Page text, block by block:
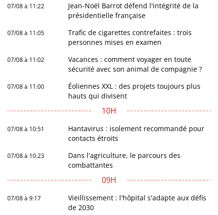
07/08 à 11:22
Jean-Noël Barrot défend l'intégrité de la
présidentielle française
07/08 à 11:05
Trafic de cigarettes contrefaites : trois
personnes mises en examen
07/08 à 11:02
Vacances : comment voyager en toute
sécurité avec son animal de compagnie ?
07/08 à 11:00
Éoliennes XXL : des projets toujours plus
hauts qui divisent
10H
07/08 à 10:51
Hantavirus : isolement recommandé pour
contacts étroits
07/08 à 10:23
Dans l'agriculture, le parcours des
combattantes
09H
07/08 à 9:17
Vieillissement : l'hôpital s'adapte aux défis
de 2030